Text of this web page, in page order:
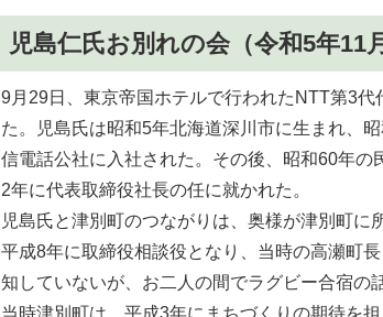
児島仁氏お別れの会（令和5年11月
9月29日、東京帝国ホテルで行われたNTT第3
た。児島氏は昭和5年北海道深川市に生まれ、
信電話公社に入社された。その後、昭和60年
2年に代表取締役社長の任に就かれた。
児島氏と津別町のつながりは、奥様が津別町
平成8年に取締役相談役となり、当時の高瀬町
知していないが、お二人の間でラグビー合宿の